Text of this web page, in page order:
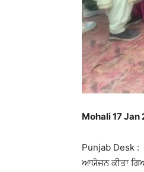
Mohali 17 Jan
Punjab Desk :
ਆਯੋਜਨ ਕੀਤਾ